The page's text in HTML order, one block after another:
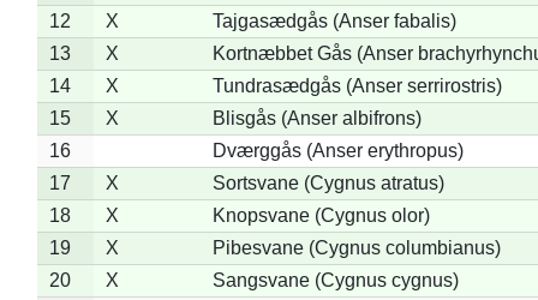
12
X
Tajgasædgås (Anser fabalis)
13
X
Kortnæbbet Gås (Anser
14
X
Tundrasædgås (Anser serrirostris)
15
X
Blisgås (Anser albifrons)
16
Dværggås (Anser erythropus)
17
X
Sortsvane (Cygnus atratus)
18
X
Knopsvane (Cygnus olor)
19
X
Pibesvane (Cygnus columbianus)
20
X
Sangsvane (Cygnus cygnus)